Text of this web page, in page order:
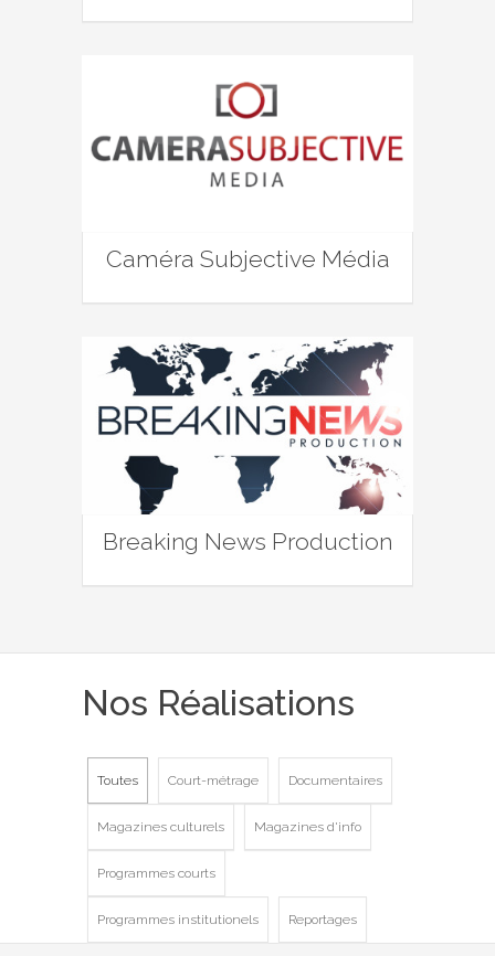
Caméra Subjective Média
Breaking News Production
Nos Réalisations
Toutes Court-métrage Documentaires
Magazines culturels Magazines d'info
Programmes courts
Programmes institutionels Reportages